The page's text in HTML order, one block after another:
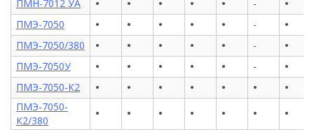
ПМН-7012 УА • • • • • - •
ПМЭ-7050 • • • • • - •
ПМЭ-7050/380 • • • • • - •
ПМЭ-7050У • • • • • - •
ПМЭ-7050-К2 • • • • • • •
ПМЭ-7050-
К2/380
• • • • • • •